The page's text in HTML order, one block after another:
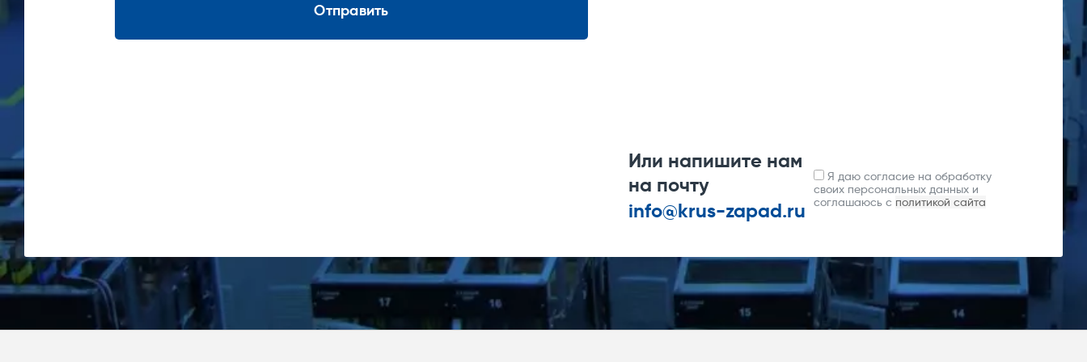
Отправить
Или напишите нам
на почту
info@krus-zapad.ru
Я даю согласие на обработку
своих персональных данных и
соглашаюсь с политикой сайта